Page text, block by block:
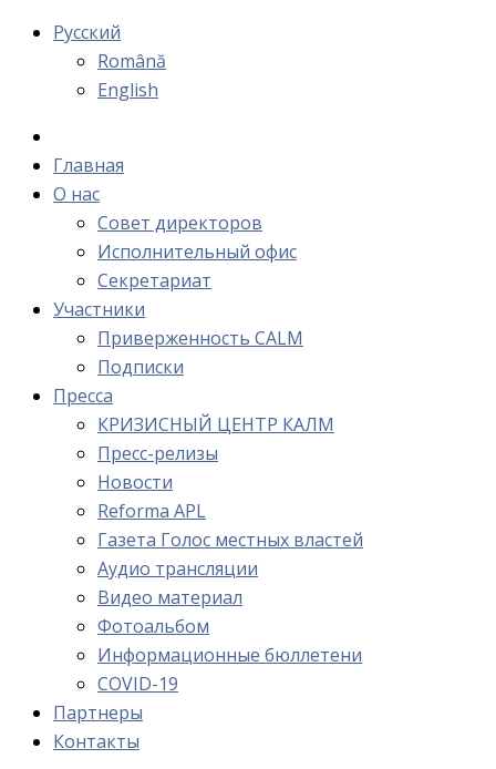
Русский
Română
English
Главная
О нас
Cовет директоров
Исполнительный офис
Cекретариат
Участники
Приверженность CALM
Подписки
Пресса
КРИЗИСНЫЙ ЦЕНТР КАЛМ
Пресс-релизы
Новости
Reforma APL
Газета Голос местных властей
Аудио трансляции
Видео материал
Фотоальбом
Информационные бюллетени
COVID-19
Партнеры
Контакты